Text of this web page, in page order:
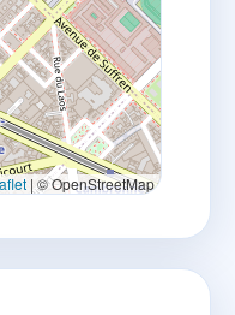
| © OpenStreetMap